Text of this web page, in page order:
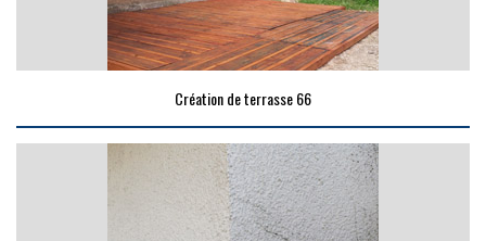
Création de terrasse 66